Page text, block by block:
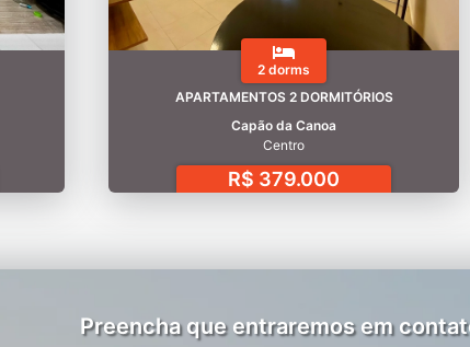
2 dorms
APARTAMENTOS 2 DORMITÓRIOS
Capão da Canoa
Centro
R$ 379.000
Preencha que entraremos em